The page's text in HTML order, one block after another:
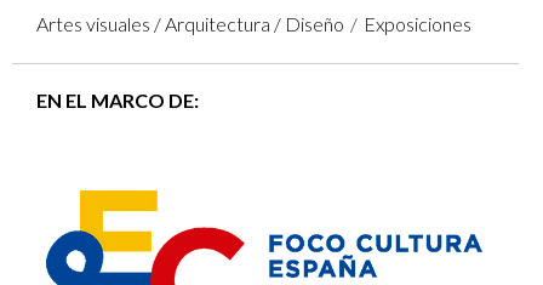
Artes visuales / Arquitectura / Diseño Exposiciones
EN EL MARCO DE: